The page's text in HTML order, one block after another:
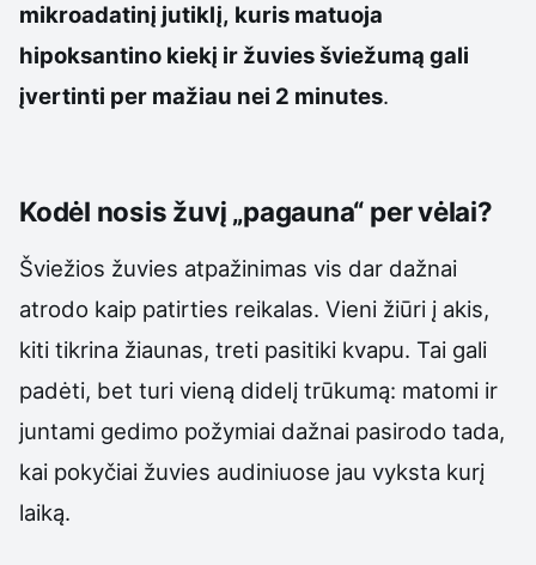
mikroadatinį jutiklį, kuris matuoja
hipoksantino kiekį ir žuvies šviežumą gali
įvertinti per mažiau nei 2 minutes.
Kodėl nosis žuvį „pagauna“ per vėlai?
Šviežios žuvies atpažinimas vis dar dažnai
atrodo kaip patirties reikalas. Vieni žiūri į akis,
kiti tikrina žiaunas, treti pasitiki kvapu. Tai gali
padėti, bet turi vieną didelį trūkumą: matomi ir
juntami gedimo požymiai dažnai pasirodo tada,
kai pokyčiai žuvies audiniuose jau vyksta kurį
laiką.